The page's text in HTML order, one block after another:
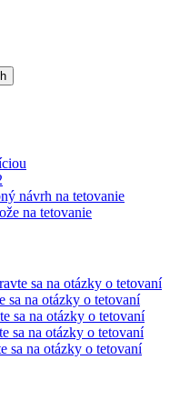
návrh na tetovanie
na tetovanie
sa na otázky o tetovaní
sa na otázky o tetovaní
sa na otázky o tetovaní
sa na otázky o tetovaní
sa na otázky o tetovaní